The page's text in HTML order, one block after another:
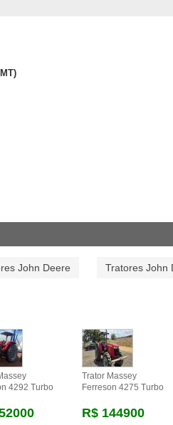
John Deere Tratores John
4292 Turbo
Trator Massey
Ferreson 4275 Turbo
R$ 144900